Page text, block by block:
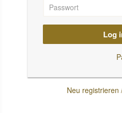
Log
Neu registrieren